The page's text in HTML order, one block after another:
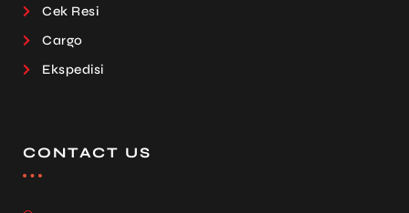
Cek Resi
Cargo
Ekspedisi
CONTACT US